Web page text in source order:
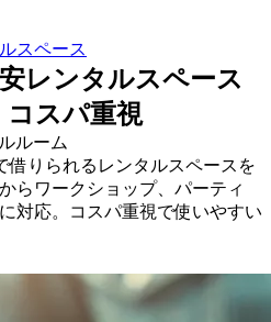
スペース
レンタルスペース
コスパ重視
ルーム
借りられるレンタルスペースを
らワークショップ、パーティ
対応。コスパ重視で使いやすい